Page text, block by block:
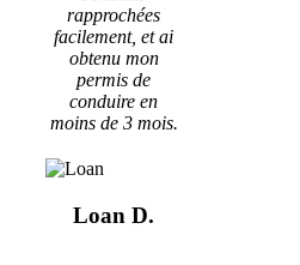
rapprochées
facilement, et ai
obtenu mon
permis de
conduire en
moins de 3 mois.
Loan D.